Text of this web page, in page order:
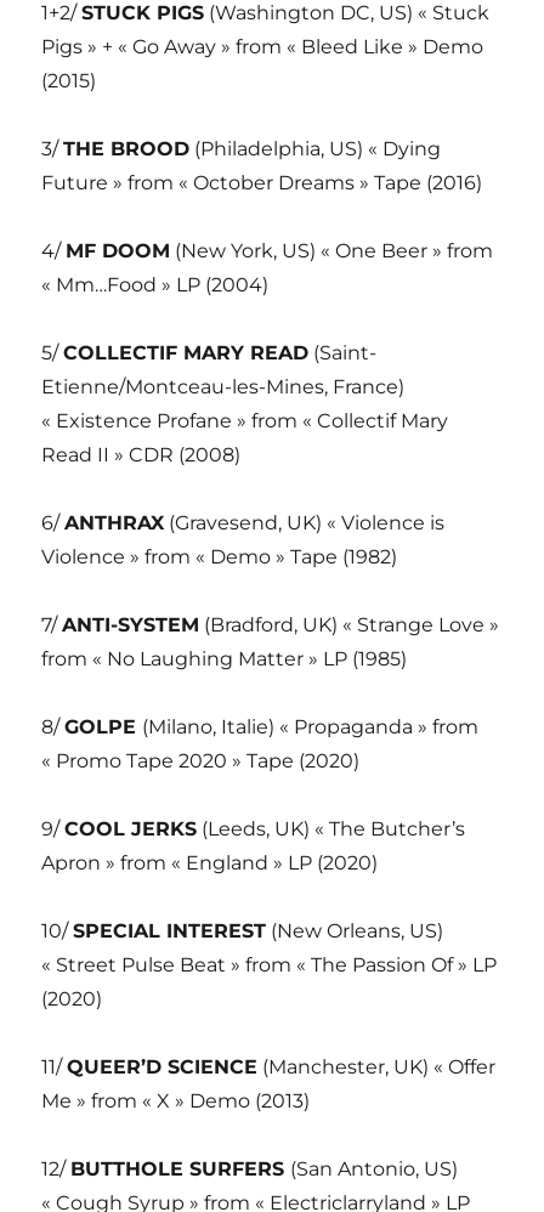
1+2/STUCK PIGS (Washington DC, US) « Stuck
Pigs » + « Go Away » from « Bleed Like » Demo
(2015)
3/THE BROOD (Philadelphia, US) « Dying
Future » from « October Dreams » Tape (2016)
4/ MF DOOM (New York, US) « One Beer » from
« Mm…Food » LP (2004)
5/COLLECTIF MARY READ (Saint-
Etienne/Montceau-les-Mines, France)
« Existence Profane » from « Collectif Mary
Read II » CDR (2008)
6/ANTHRAX (Gravesend, UK) « Violence is
Violence » from « Demo » Tape (1982)
7/ANTI-SYSTEM (Bradford, UK) « Strange Love »
from « No Laughing Matter » LP (1985)
8/GOLPE (Milano, Italie) « Propaganda » from
« Promo Tape 2020 » Tape (2020)
9/COOL JERKS (Leeds, UK) « The Butcher’s
Apron » from « England » LP (2020)
10/SPECIAL INTEREST (New Orleans, US)
« Street Pulse Beat » from « The Passion Of » LP
(2020)
11/QUEER’D SCIENCE (Manchester, UK) « Offer
Me » from « X » Demo (2013)
12/ BUTTHOLE SURFERS (San Antonio, US)
« Cough Syrup » from « Electriclarryland » LP